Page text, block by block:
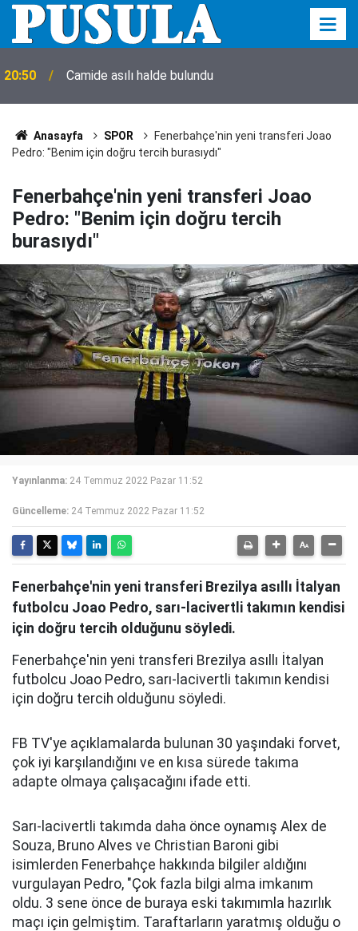
20:40
bıçakladılar
Anasayfa SPOR
Fenerbahçe'nin yeni transferi Joao
Pedro: "Benim için doğru tercih burasıydı"
Fenerbahçe'nin yeni transferi Joao
Pedro: "Benim için doğru tercih
burasıydı"
Yayınlanma: 24 Temmuz 2022 Pazar 11:52
Güncelleme: 24 Temmuz 2022 Pazar 11:52
Fenerbahçe'nin yeni transferi Brezilya asıllı İtalyan
futbolcu Joao Pedro, sarı-lacivertli takımın kendisi
için doğru tercih olduğunu söyledi.
Fenerbahçe'nin yeni transferi Brezilya asıllı İtalyan
futbolcu Joao Pedro, sarı-lacivertli takımın kendisi
için doğru tercih olduğunu söyledi.
FB TV'ye açıklamalarda bulunan 30 yaşındaki forvet,
çok iyi karşılandığını ve en kısa sürede takıma
adapte olmaya çalışacağını ifade etti.
Sarı-lacivertli takımda daha önce oynamış Alex de
Souza, Bruno Alves ve Christian Baroni gibi
isimlerden Fenerbahçe hakkında bilgiler aldığını
vurgulayan Pedro, "Çok fazla bilgi alma imkanım
oldu. 3 sene önce de buraya eski takımımla hazırlık
maçı için gelmiştim. Taraftarların yaratmış olduğu o